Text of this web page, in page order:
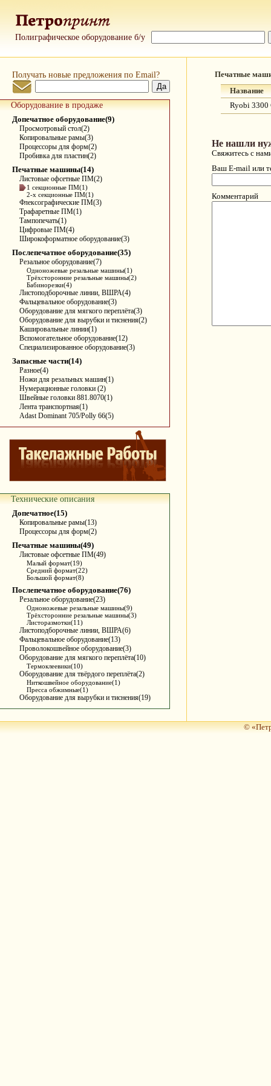
Полиграфическое оборудование б/у
Получать новые предложения по Email?
Оборудование в продаже
Допечатное оборудование(9)
Просмотровый стол(2)
Копировальные рамы(3)
Процессоры для форм(2)
Пробивка для пластин(2)
Печатные машины(14)
Листовые офсетные ПМ(2)
1 секционные ПМ(1)
2-х секционные ПМ(1)
Флексографические ПМ(3)
Трафаретные ПМ(1)
Тампопечать(1)
Цифровые ПМ(4)
Широкоформатное оборудование(3)
Послепечатное оборудование(35)
Резальное оборудование(7)
Одноножевые резальные машины(1)
Трёхсторонние резальные машины(2)
Бабинорезки(4)
Листоподборочные линии, ВШРА(4)
Фальцевальное оборудование(3)
Оборудование для мягкого переплёта(3)
Оборудование для вырубки и тиснения(2)
Кашировальные линии(1)
Вспомогательное оборудование(12)
Специализированное оборудование(3)
Запасные части(14)
Разное(4)
Ножи для резальных машин(1)
Нумерационные головки (2)
Швейные головки 881.8070(1)
Лента транспортная(1)
Adast Dominant 705/Polly 66(5)
Технические описания
Допечатное(15)
Копировальные рамы(13)
Процессоры для форм(2)
Печатные машины(49)
Листовые офсетные ПМ(49)
Малый формат(19)
Средний формат(22)
Большой формат(8)
Послепечатное оборудование(76)
Резальное оборудование(23)
Одноножевые резальные машины(9)
Трёхсторонние резальные машины(3)
Листоразмотки(11)
Листоподборочные линии, ВШРА(6)
Фальцевальное оборудование(13)
Проволокошвейное оборудование(3)
Оборудование для мягкого переплёта(10)
Термоклеевики(10)
Оборудование для твёрдого переплёта(2)
Ниткошвейное оборудование(1)
Пресса обжимные(1)
Оборудование для вырубки и тиснения(19)
Печатные
Название
Ryobi 3300
Не нашли
Свяжитесь с
Ваш E-mail или
Комментарий
©